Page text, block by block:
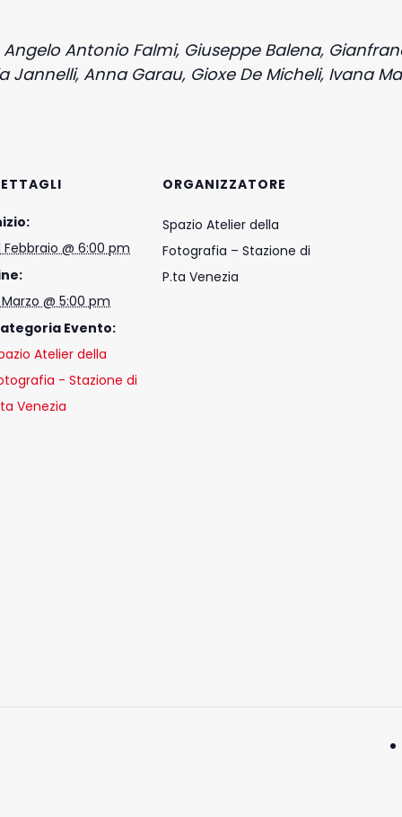
Angelo Antonio Falmi, Giuseppe Balena,
Jannelli, Anna Garau, Gioxe De Micheli, Ivana
Febbraio @ 6:00 pm
@ 5:00 pm
Evento:
Atelier della
- Stazione di
Venezia
ORGANIZZATORE
Spazio Atelier della
Fotografia – Stazione di
P.ta Venezia